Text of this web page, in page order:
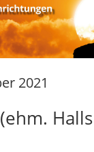
2021